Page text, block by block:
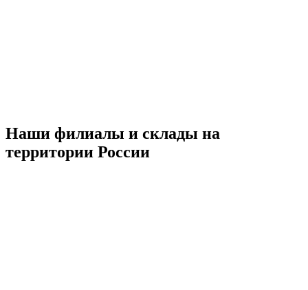
Наши филиалы и склады на
территории России